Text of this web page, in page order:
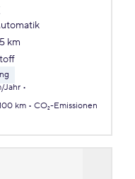
km
Jahr
km
CO₂-Emissionen